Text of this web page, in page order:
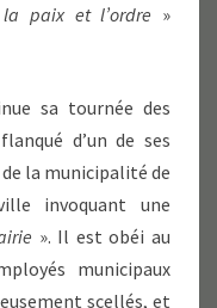
la paix et l’ordre »
sa tournée des
d’un de ses
la municipalité de
invoquant une
». Il est obéi au
municipaux
scellés, et